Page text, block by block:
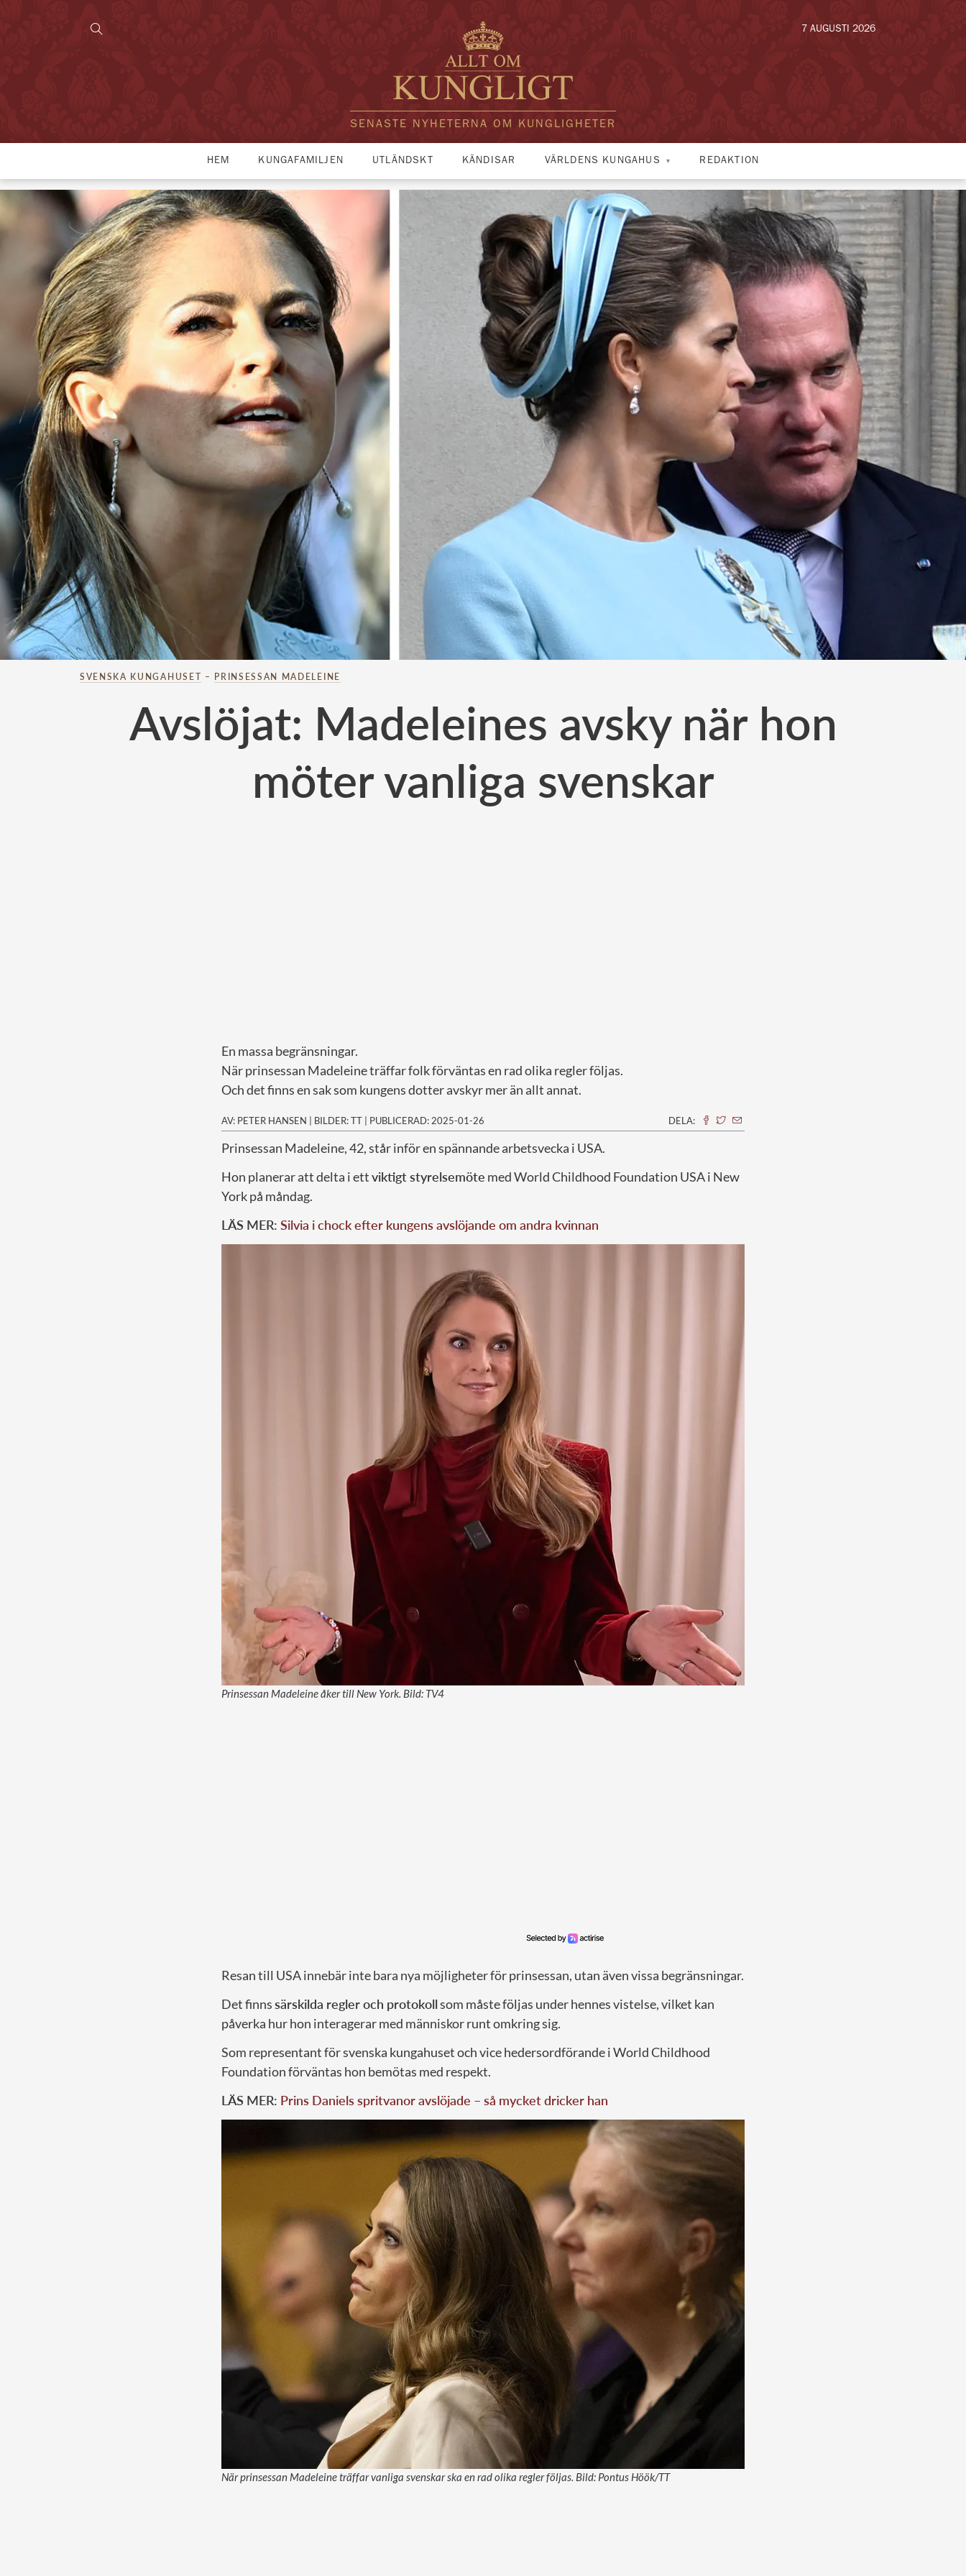
SENASTE NYHETERNA OM KUNGLIGHETER
7 AUGUSTI 2026
HEM KUNGAFAMILJEN UTLÄNDSKT KÄNDISAR VÄRLDENS KUNGAHUS REDAKTION
SVENSKA KUNGAHUSET – PRINSESSAN MADELEINE
Avslöjat: Madeleines avsky när hon
möter vanliga svenskar
En massa begränsningar.
När prinsessan Madeleine träffar folk förväntas en rad olika regler följas.
Och det finns en sak som kungens dotter avskyr mer än allt annat.
AV: PETER HANSEN | BILDER: TT | PUBLICERAD: 2025-01-26 DELA:
Prinsessan Madeleine, 42, står inför en spännande arbetsvecka i USA.
Hon planerar att delta i ettviktigt styrelsemöte med World Childhood Foundation USA i New
York på måndag.
LÄS MER: Silvia i chock efter kungens avslöjande om andra kvinnan
Prinsessan Madeleine åker till New York. Bild: TV4
Resan till USA innebär inte bara nya möjligheter för prinsessan, utan även vissa begränsningar.
Det finnssärskilda regler och protokollsom måste följas under hennes vistelse, vilket kan
påverka hur hon interagerar med människor runt omkring sig.
Som representant för svenska kungahuset och vice hedersordförande i World Childhood
Foundation förväntas hon bemötas med respekt.
LÄS MER: Prins Daniels spritvanor avslöjade – så mycket dricker han
När prinsessan Madeleine träffar vanliga svenskar ska en rad olika regler följas. Bild: Pontus Höök/TT